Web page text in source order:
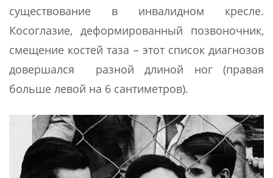
существование в инвалидном кресле.
Косоглазие, деформированный позвоночник,
смещение костей таза – этот список диагнозов
довершался разной длиной ног (правая
больше левой на 6 сантиметров).